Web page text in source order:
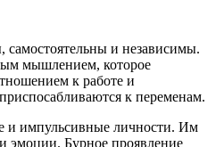
и независимы.
мышлением, которое
к работе и
к переменам.
и импульсивные личности. Им
эмоции. Бурное проявление